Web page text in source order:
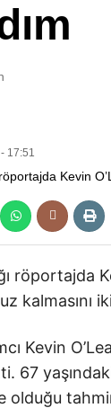
17:51
röportajda
kalmasını iki
Kevin
67
olduğu